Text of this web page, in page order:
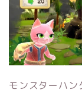
モンスターハ